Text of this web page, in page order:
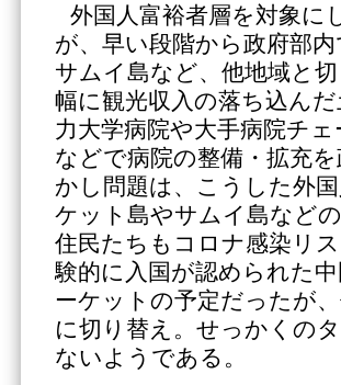
外国人富裕者層を対象に
が、早い段階から政府部
サムイ島など、他地域と
幅に観光収入の落ち込ん
力大学病院や大手病院チ
などで病院の整備・拡充
かし問題は、こうした外
ケット島やサムイ島など
住民たちもコロナ感染リ
験的に入国が認められた
ーケットの予定だったが
に切り替え。せっかくの
ないようである。